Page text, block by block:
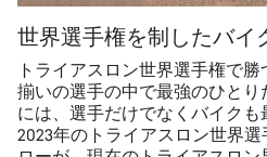
世界選手権を制したバイ
トライアスロン世界選手権で
揃いの選手の中で最強のひと
には、選手だけでなくバイクも
2023年のトライアスロン世界